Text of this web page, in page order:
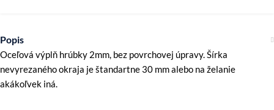
Popis
Oceľová výplň hrúbky 2mm, bez povrchovej úpravy. Šírka
nevyrezaného okraja je štandartne 30 mm alebo na želanie
akákoľvek iná.